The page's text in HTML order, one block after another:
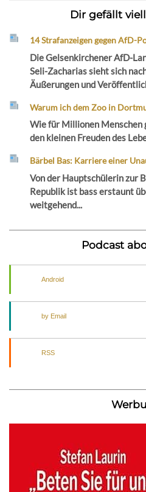
Dir gefällt
14 Strafanzeigen gegen AfD-
Die Gelsenkirchener AfD-
Seli-Zacharias sieht sich
Äußerungen und
Warum ich dem Zoo in
Wie für Millionen Menschen
den kleinen Freuden des
Bärbel Bas: Karriere einer
Von der Hauptschülerin zur
Republik ist bass erstaunt
weitgehend...
Podcast
Android
by Email
RSS